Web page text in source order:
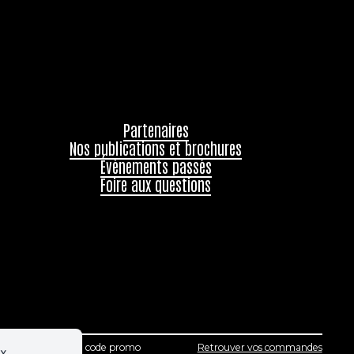
Partenaires
Nos publications et brochures
Évènements passés
Foire aux questions
J'ai un code promo Retrouver vos commandes